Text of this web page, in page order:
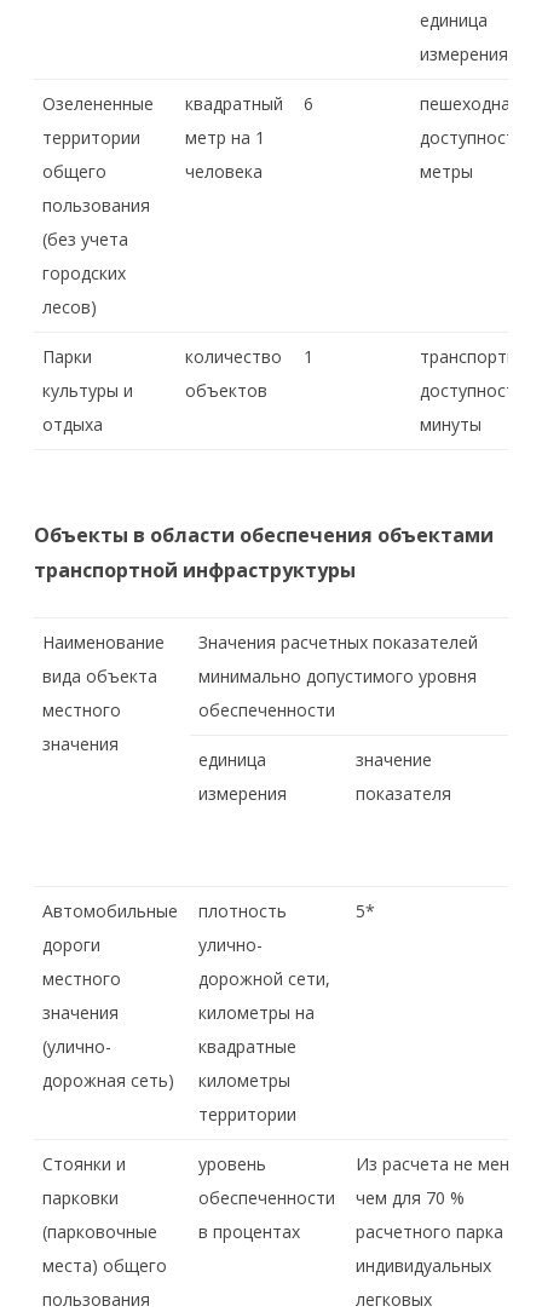
единица
измерения
Озелененные
территории
общего
пользования
(без учета
городских
лесов)
квадратный
метр на 1
человека
6
пешеходная
доступность,
метры
Парки
культуры и
отдыха
количество
объектов
1
транспортная
доступность,
минуты
Объекты в области обеспечения объектами
транспортной инфраструктуры
Наименование
вида объекта
местного
значения
Значения расчетных показателей
минимально допустимого уровня
обеспеченности
единица
измерения
значение
показателя
Автомобильные
дороги
местного
значения
(улично-
дорожная сеть)
плотность
улично-
дорожной сети,
километры на
квадратные
километры
территории
5*
Стоянки и
парковки
(парковочные
места) общего
пользования
уровень
обеспеченности
в процентах
Из расчета не менее
чем для 70 %
расчетного парка
индивидуальных
легковых